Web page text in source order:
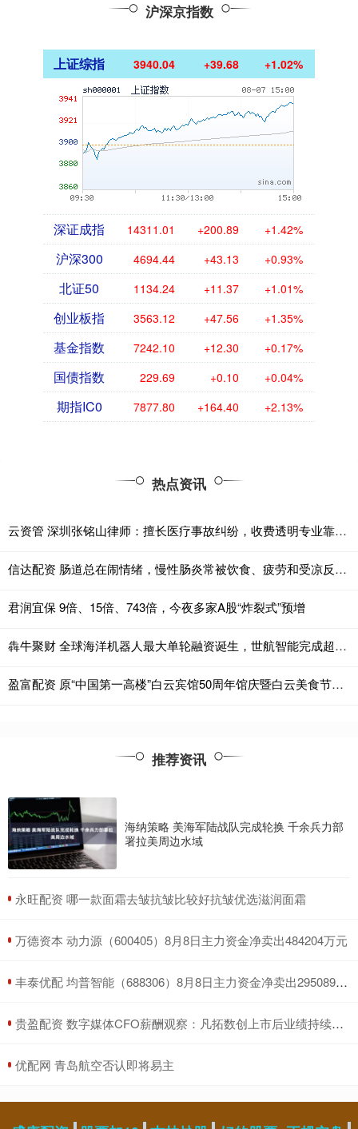
沪深京指数
上证综指 3940.04 +39.68 +1.02%
深证成指 14311.01 +200.89 +1.42%
沪深300 4694.44 +43.13 +0.93%
北证50 1134.24 +11.37 +1.01%
创业板指 3563.12 +47.56 +1.35%
基金指数 7242.10 +12.30 +0.17%
国债指数 229.69 +0.10 +0.04%
期指IC0 7877.80 +164.40 +2.13%
热点资讯
云资管 深圳张铭山律师：擅长医疗事故纠纷，收费透明专业靠谱广受好评
信达配资 肠道总在闹情绪，慢性肠炎常被饮食、疲劳和受凉反复牵动
君润宜保 9倍、15倍、743倍，今夜多家A股“炸裂式”预增
犇牛聚财 全球海洋机器人最大单轮融资诞生，世航智能完成超10亿元A轮融资
盈富配资 原“中国第一高楼”白云宾馆50周年馆庆暨白云美食节启幕
推荐资讯
海纳策略 美海军陆战队完成轮换 千余兵力部
署拉美周边水域
​永旺配资 哪一款面霜去皱抗皱比较好抗皱优选滋润面霜
​万德资本 动力源（600405）8月8日主力资金净卖出484204万元
​丰泰优配 均普智能（688306）8月8日主力资金净卖出295089万元
​贵盈配资 数字媒体CFO薪酬观察：凡拓数创上市后业绩持续恶化 CFO张昱年薪68万元“坚如磐石” 累计减持套现超4000万元
​优配网 青岛航空否认即将易主